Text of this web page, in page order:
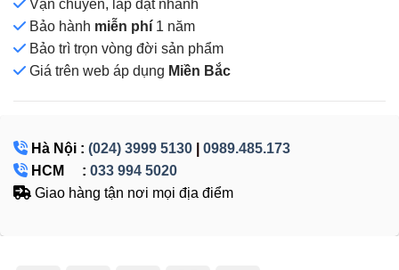
Vận chuyển, lắp đặt nhanh
Bảo hành miễn phí 1 năm
Bảo trì trọn vòng đời sản phẩm
Giá trên web áp dụng Miền Bắc
Hà Nội : (024) 3999 5130
0989.485.173
HCM : 033 994 5020
Giao hàng tận nơi mọi địa điểm